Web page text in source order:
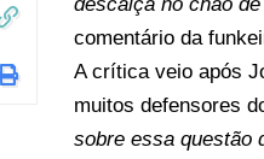
comentário da
A crítica veio após
muitos defensores
sobre essa questão